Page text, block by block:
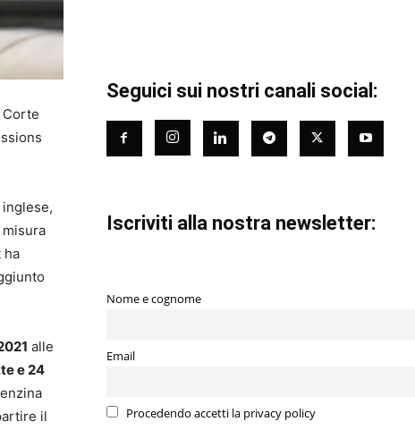
Corte
ha
alle
e 24
il
Seguici sui nostri canali social:
Iscriviti alla nostra newsletter:
Nome e cognome
Email
Procedendo accetti la privacy policy